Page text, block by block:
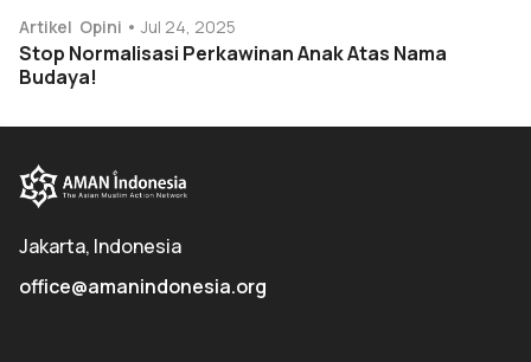
Artikel Opini Jul 24, 2025
Stop Normalisasi Perkawinan Anak Atas Nama
Budaya!
Jakarta, Indonesia
office@amanindonesia.org